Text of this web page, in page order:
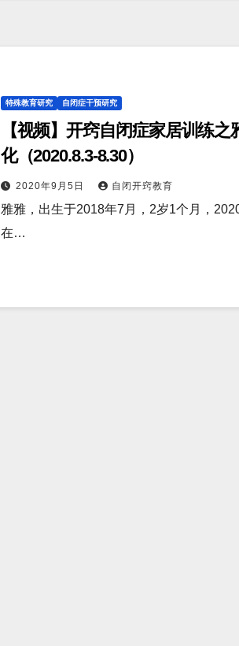
特殊教育研究 自闭症干预研究
【视频】开窍自闭症家居训练之
化（2020.8.3-8.30）
2020年9月5日 自闭开窍教育
雅雅，出生于2018年7月，2岁1个月，
在…